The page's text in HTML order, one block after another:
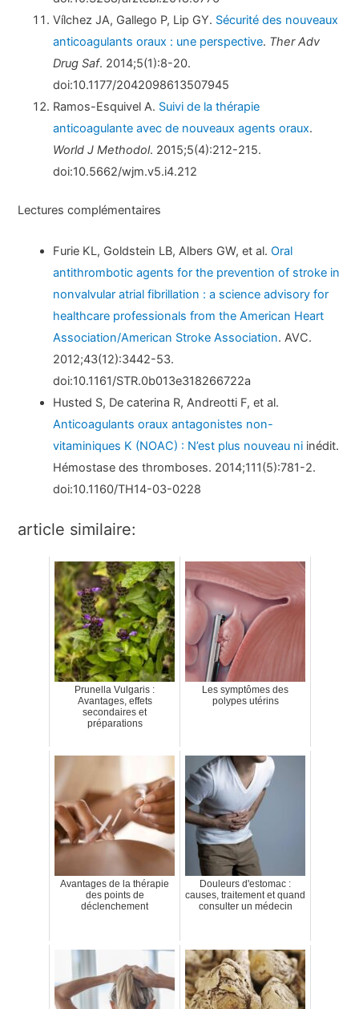
Vílchez JA, Gallego P, Lip GY. Sécurité des nouveaux
anticoagulants oraux : une perspective. Ther Adv
Drug Saf. 2014;5(1):8-20.
doi:10.1177/2042098613507945
Ramos-Esquivel A. Suivi de la thérapie
anticoagulante avec de nouveaux agents oraux.
World J Methodol. 2015;5(4):212-215.
doi:10.5662/wjm.v5.i4.212
Lectures complémentaires
Furie KL, Goldstein LB, Albers GW, et al.Oral
antithrombotic agents for the prevention of stroke in
nonvalvular atrial fibrillation : a science advisory for
healthcare professionals from the American Heart
Association/American Stroke Association. AVC.
2012;43(12):3442-53.
doi:10.1161/STR.0b013e318266722a
Husted S, De caterina R, Andreotti F, et al.
Anticoagulants oraux antagonistes non-
vitaminiques K (NOAC) : N’est plus nouveau ni inédit.
Hémostase des thromboses. 2014;111(5):781-2.
doi:10.1160/TH14-03-0228
article similaire:
Prunella Vulgaris :
Avantages, effets
secondaires et
préparations
Les symptômes des
polypes utérins
Avantages de la thérapie
des points de
déclenchement
Douleurs d'estomac :
causes, traitement et quand
consulter un médecin